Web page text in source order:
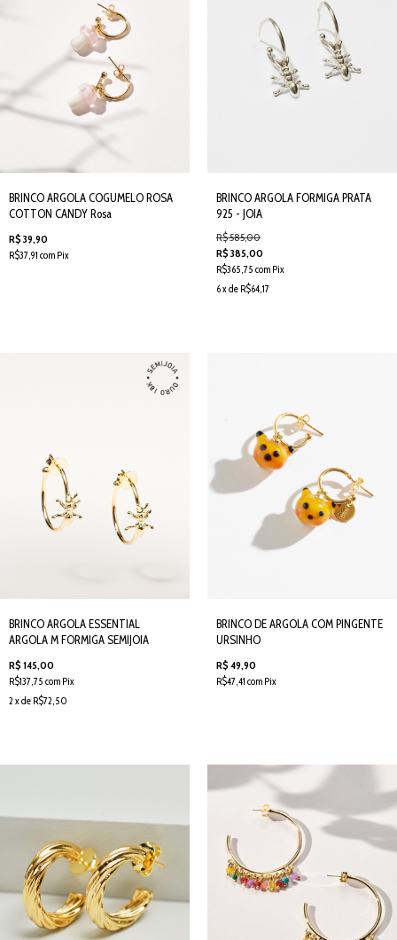
BRINCO ARGOLA COGUMELO ROSA
COTTON CANDY Rosa
R$ 39,90
R$37,91 com Pix
BRINCO ARGOLA FORMIGA PRATA
925 - JOIA
R$ 585,00
R$ 385,00
R$365,75 com Pix
6 x de R$64,17
BRINCO ARGOLA ESSENTIAL
ARGOLA M FORMIGA SEMIJOIA
R$ 145,00
R$137,75 com Pix
2 x de R$72,50
BRINCO DE ARGOLA COM PINGENTE
URSINHO
R$ 49,90
R$47,41 com Pix